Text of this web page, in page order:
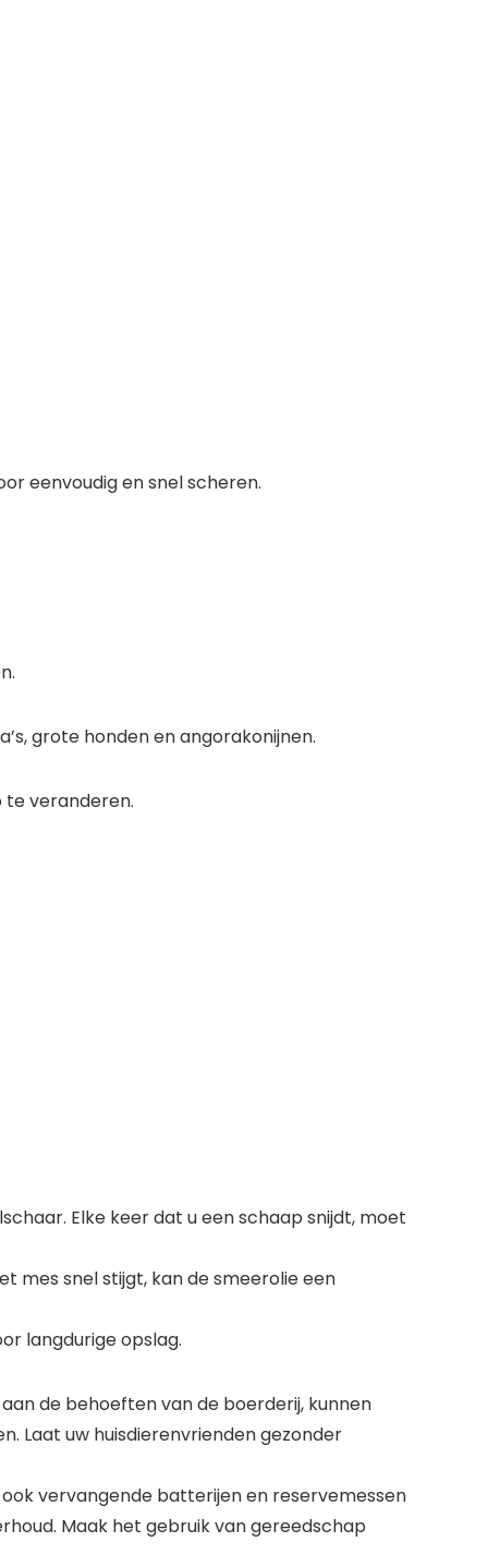
eenvoudig en snel scheren.
grote honden en angorakonijnen.
veranderen.
Elke keer dat u een schaap snijdt, moet
mes snel stijgt, kan de smeerolie een
langdurige opslag.
aan de behoeften van de boerderij, kunnen
Laat uw huisdierenvrienden gezonder
ook vervangende batterijen en reservemessen
Maak het gebruik van gereedschap